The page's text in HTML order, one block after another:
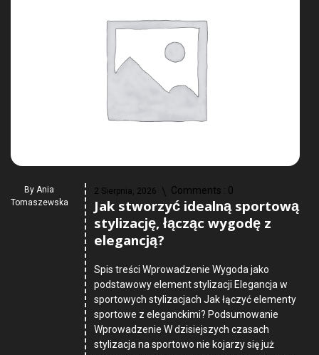
By Ania
Tomaszewska
2 Sierpnia, 2026 Comments : 0
Jak stworzyć idealną sportową
stylizację, łącząc wygodę z
elegancją?
Spis treści Wprowadzenie Wygoda jako
podstawowy element stylizacji Elegancja w
sportowych stylizacjach Jak łączyć elementy
sportowe z eleganckimi? Podsumowanie
Wprowadzenie W dzisiejszych czasach
stylizacja na sportowo nie kojarzy się już